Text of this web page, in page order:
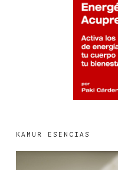
KAMUR ESENCIAS